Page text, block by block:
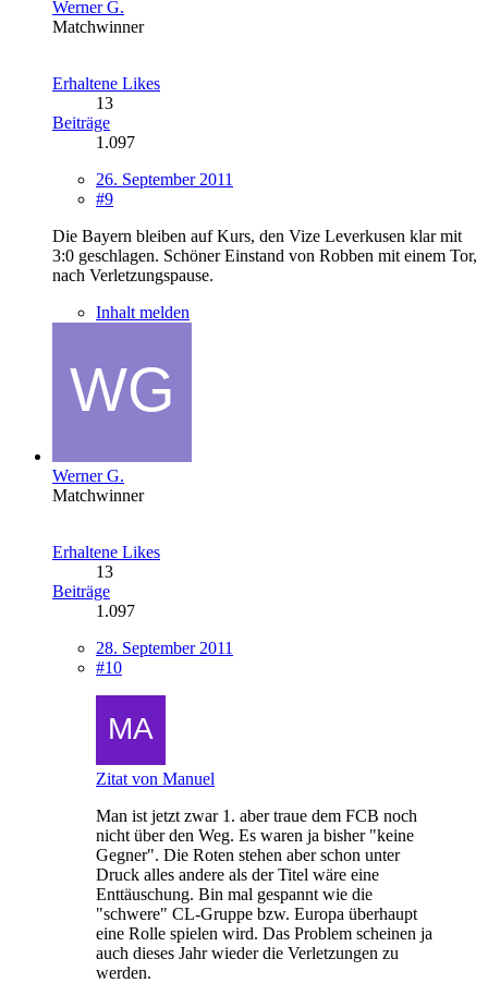
Werner G.
Matchwinner
Erhaltene Likes
13
Beiträge
1.097
26. September 2011
#9
Die Bayern bleiben auf Kurs, den Vize Leverkusen klar mit
3:0 geschlagen. Schöner Einstand von Robben mit einem Tor,
nach Verletzungspause.
Inhalt melden
Werner G.
Matchwinner
Erhaltene Likes
13
Beiträge
1.097
28. September 2011
#10
Zitat von Manuel
Man ist jetzt zwar 1. aber traue dem FCB noch
nicht über den Weg. Es waren ja bisher "keine
Gegner". Die Roten stehen aber schon unter
Druck alles andere als der Titel wäre eine
Enttäuschung. Bin mal gespannt wie die
"schwere" CL-Gruppe bzw. Europa überhaupt
eine Rolle spielen wird. Das Problem scheinen ja
auch dieses Jahr wieder die Verletzungen zu
werden.